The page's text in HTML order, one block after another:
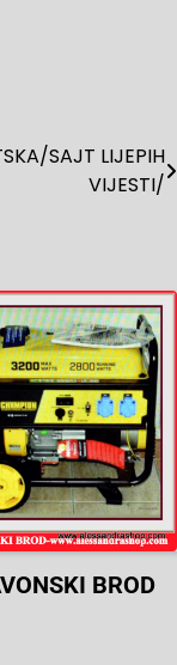
SAJT LIJEPIH
VIJESTI/
BROD